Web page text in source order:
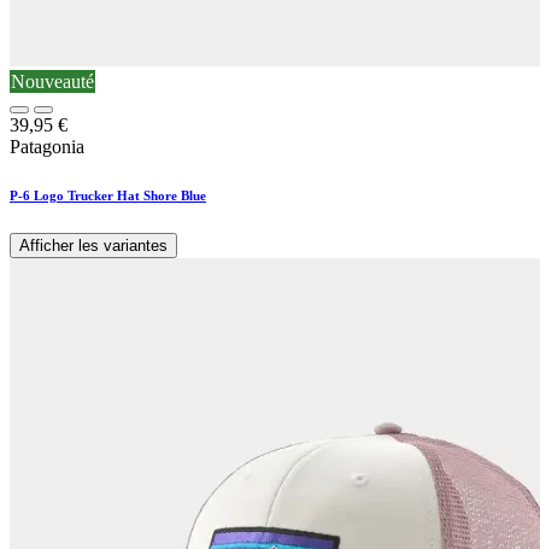
Nouveauté
39,95 €
Patagonia
P-6 Logo Trucker Hat Shore Blue
Afficher les variantes